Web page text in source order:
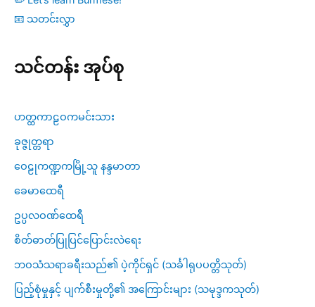
📧 သတင်းလွှာ
သင်တန်း အုပ်စု
ဟတ္ထကာဠဝကမင်းသား
ခုဇ္ဇုတ္တရာ
ဝေဠုကဏ္ဍကမြို့သူ နန္ဒမာတာ
ခေမာထေရီ
ဥပ္ပလဝဏ်ထေရီ
စိတ်ဓာတ်ပြုပြင်ပြောင်းလဲရေး
ဘဝသံသရာခရီးသည်၏ ပဲ့ကိုင်ရှင် (သင်္ခါရုပပတ္တိသုတ်)
ပြည့်စုံမှုနှင့် ပျက်စီးမှုတို့၏ အကြောင်းများ (သမုဒ္ဒကသုတ်)